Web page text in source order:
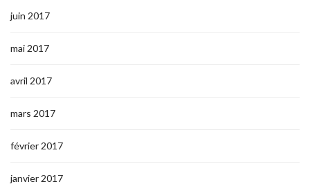
juin 2017
mai 2017
avril 2017
mars 2017
février 2017
janvier 2017